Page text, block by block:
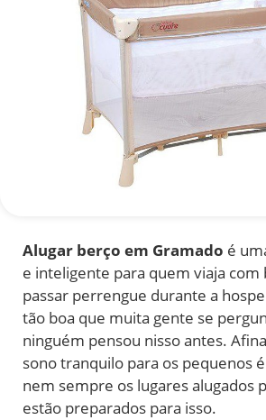
Alugar berço em Gramado é
e inteligente para quem viaja com
passar perrengue durante a
tão boa que muita gente se
ninguém pensou nisso antes.
sono tranquilo para os pequenos
nem sempre os lugares alugados
estão preparados para isso.